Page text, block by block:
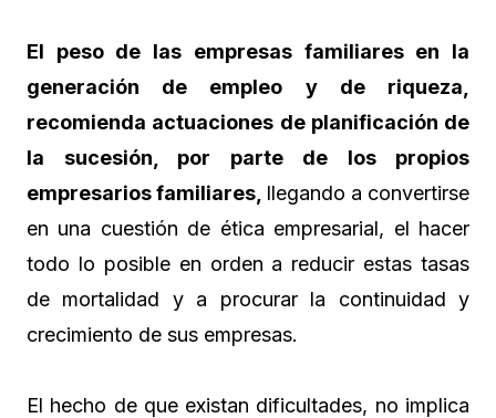
El peso de las empresas familiares en la
generación de empleo y de riqueza,
recomienda actuaciones de planificación de
la sucesión, por parte de los propios
empresarios familiares, llegando a convertirse
en una cuestión de ética empresarial, el hacer
todo lo posible en orden a reducir estas tasas
de mortalidad y a procurar la continuidad y
crecimiento de sus empresas.
El hecho de que existan dificultades, no implica